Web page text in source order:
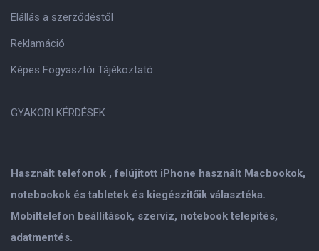
Használt telefonok , felújitott iPhone használt Macbookok,
notebookok és tabletek és kiegészitőik választéka.
Mobiltelefon beállitások, szervíz, notebook telepités,
adatmentés.
Elállás a szerződéstől
Reklamáció
Képes Fogyasztói Tájékoztató
GYAKORI KÉRDÉSEK